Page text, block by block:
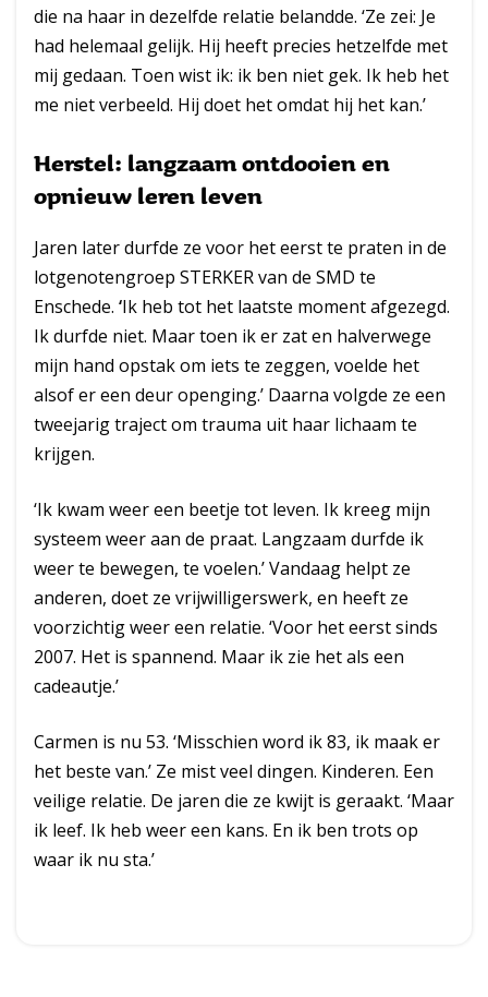
die na haar in dezelfde relatie belandde. ‘Ze zei: Je
had helemaal gelijk. Hij heeft precies hetzelfde met
mij gedaan. Toen wist ik: ik ben niet gek. Ik heb het
me niet verbeeld. Hij doet het omdat hij het kan.’
Herstel: langzaam ontdooien en
opnieuw leren leven
Jaren later durfde ze voor het eerst te praten in de
lotgenotengroep STERKER van de SMD te
Enschede. ‘Ik heb tot het laatste moment afgezegd.
Ik durfde niet. Maar toen ik er zat en halverwege
mijn hand opstak om iets te zeggen, voelde het
alsof er een deur openging.’ Daarna volgde ze een
tweejarig traject om trauma uit haar lichaam te
krijgen.
‘Ik kwam weer een beetje tot leven. Ik kreeg mijn
systeem weer aan de praat. Langzaam durfde ik
weer te bewegen, te voelen.’ Vandaag helpt ze
anderen, doet ze vrijwilligerswerk, en heeft ze
voorzichtig weer een relatie. ‘Voor het eerst sinds
2007. Het is spannend. Maar ik zie het als een
cadeautje.’
Carmen is nu 53. ‘Misschien word ik 83, ik maak er
het beste van.’ Ze mist veel dingen. Kinderen. Een
veilige relatie. De jaren die ze kwijt is geraakt. ‘Maar
ik leef. Ik heb weer een kans. En ik ben trots op
waar ik nu sta.’